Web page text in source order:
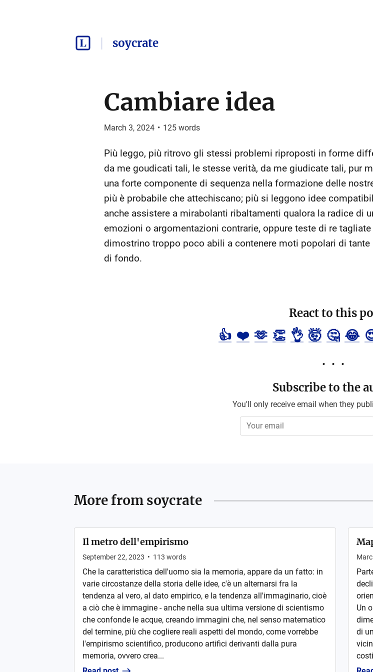
soycrate
Cambiare idea
March 3, 2024 • 125words
Più leggo, più ritrovo gli stessi problemi riproposti in forme
da me goudicati tali, le stesse verità, da me giudicate tali, pur
una forte componente di sequenza nella formazione delle
più è probabile che attechiscano; più si leggono idee
anche assistere a mirabolanti ribaltamenti qualora la radice di
emozioni o argomentazioni contrarie, oppure teste di re
dimostrino troppo poco abili a contenere moti popolari di
di fondo.
React to this
👍 ❤️ 🫶 👏 👌 🤯 🤔 😂
Subscribe to the
You'll only receive email when they
More from soycrate
Il metro dell'empirismo
September 22, 2023 • 113 words
Che la caratteristica dell'uomo sia la memoria, appare da un fatto: in
varie circostanze della storia delle idee, c'è un alternarsi fra la
tendenza al vero, al dato empirico, e la tendenza all'immaginario, cioè
a ciò che è immagine - anche nella sua ultima versione di scientismo
che confonde le acque, creando immagini che, nel senso matematico
del termine, più che cogliere reali aspetti del mondo, come vorrebbe
l'empirismo scientifico, producono artifici derivanti dalla pura
memoria, ovvero crea...
Un
di